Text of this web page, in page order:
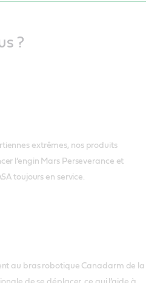
?
extrêmes, nos produits
l’engin Mars Perseverance et
toujours en service.
au bras robotique Canadarm de la